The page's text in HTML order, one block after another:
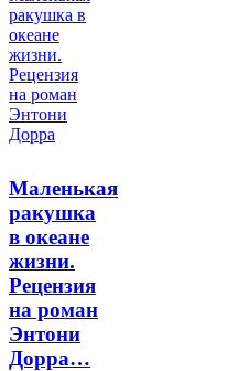
Маленькая
ракушка
в океане
жизни.
Рецензия
на роман
Энтони
Дорра…